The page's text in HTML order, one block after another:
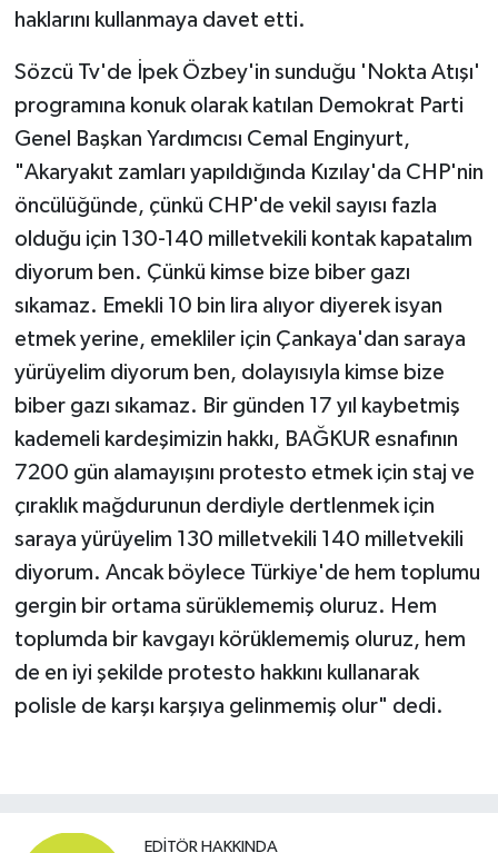
haklarını kullanmaya davet etti.
Sözcü Tv'de İpek Özbey'in sunduğu 'Nokta Atışı'
programına konuk olarak katılan Demokrat Parti
Genel Başkan Yardımcısı Cemal Enginyurt,
"Akaryakıt zamları yapıldığında Kızılay'da CHP'nin
öncülüğünde, çünkü CHP'de vekil sayısı fazla
olduğu için 130-140 milletvekili kontak kapatalım
diyorum ben. Çünkü kimse bize biber gazı
sıkamaz. Emekli 10 bin lira alıyor diyerek isyan
etmek yerine, emekliler için Çankaya'dan saraya
yürüyelim diyorum ben, dolayısıyla kimse bize
biber gazı sıkamaz. Bir günden 17 yıl kaybetmiş
kademeli kardeşimizin hakkı, BAĞKUR esnafının
7200 gün alamayışını protesto etmek için staj ve
çıraklık mağdurunun derdiyle dertlenmek için
saraya yürüyelim 130 milletvekili 140 milletvekili
diyorum. Ancak böylece Türkiye'de hem toplumu
gergin bir ortama sürüklememiş oluruz. Hem
toplumda bir kavgayı körüklememiş oluruz, hem
de en iyi şekilde protesto hakkını kullanarak
polisle de karşı karşıya gelinmemiş olur" dedi.
EDITÖR HAKKINDA
TEKNOLOJİ
TURİZM
VİDEO HABER
YAŞAM